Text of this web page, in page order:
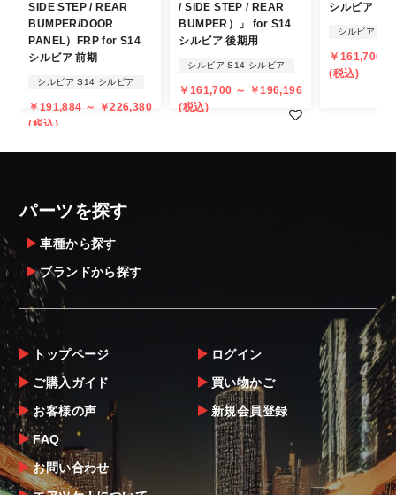
・エアロパーツ・マフラー等の大型商品は、
個人宅への直送・営業所止めができないこと
があることはご了承ください。
また、小さな商品でも、メーカーによって
は個人宅直送・営業所止めが不可の場合がご
・発送先に、塗装・取付店等の業者様をご指
・メーカーによっては、配送先が自動車関連
業者でなければ、配送出来ないことがあるこ
とは予めご了承ください。
お届け商品について
商品到着後は速やかに開封のうえ、中身をご
確認下さい。
当社ならびにメーカーでは販売する商品に万
全を期すよう尽力しておりますが、
万一、商品に不具合があった場合は商品出荷
後5日以内にご連絡をお願いします。
なお、塗装・加工・装着後の交換や返品は、
理由を問わず一切お受けできません。
SIDE STEP / REAR
BUMPER/DOOR
PANEL）FRP for S14
シルビア 前期
シルビア S14 シルビア
￥191,884 ～ ￥226,380
(税込)
/ SIDE STEP / REAR
BUMPER）」 for S14
シルビア 後期用
シルビア S14 シルビア
￥161,700 ～ ￥196,196
(税込)
シルビア
シルビア
￥161,700
(税込)
パーツを探す
車種から探す
ブランドから探す
トップページ
ご購入ガイド
お客様の声
FAQ
お問い合わせ
ログイン
買い物かご
新規会員登録